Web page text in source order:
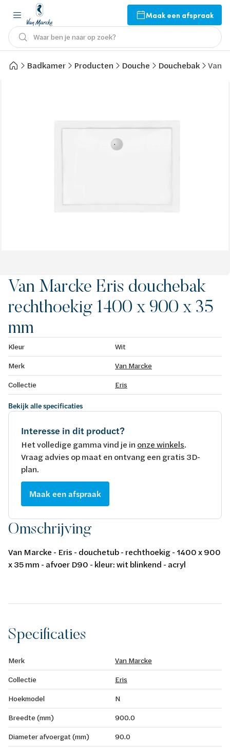
Maak een afspraak
Waar ben je naar op zoek?
Badkamer Producten Douche Douchebak Van
Van Marcke Eris douchebak
rechthoekig 1400 x 900 x 35
mm
Kleur
Wit
Merk
Van Marcke
Collectie
Eris
Bekijk alle specificaties
Interesse in dit product?
Het volledige gamma vind je in onze winkels.
Vraag advies op maat en ontvang een gratis 3D-
plan.
Maak een afspraak
Omschrijving
Van Marcke - Eris - douchetub - rechthoekig - 1400 x 900
x 35 mm - afvoer D90 - kleur: wit blinkend - acryl
Specificaties
Merk
Van Marcke
Collectie
Eris
Hoekmodel
N
Breedte (mm)
900.0
Diameter afvoergat (mm)
90.0